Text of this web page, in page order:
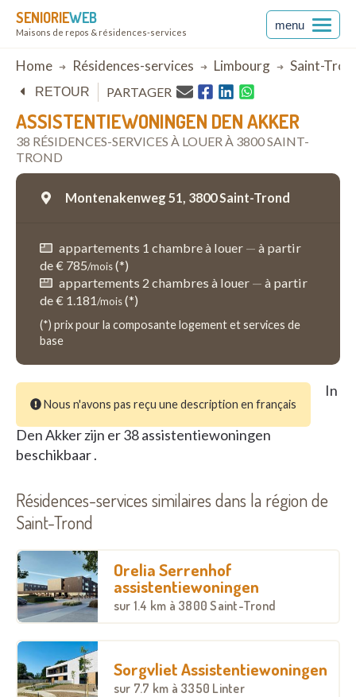
SENIORIEWEB
Maisons de repos & résidences-services
menu
Breadcrumb
Home Résidences-services Limbourg Saint-
ASSISTENTIEWONINGEN DEN AKKER
38 RÉSIDENCES-SERVICES À LOUER À 3800 SAINT-
TROND
RETOUR PARTAGER
Montenakenweg 51, 3800 Saint-Trond
appartements 1 chambre à louer — à partir
de € 785/mois(*)
appartements 2 chambres à louer — à partir
de € 1.181/mois(*)
(*) prix pour la composante logement et services de
base
Nous n'avons pas reçu une description en français
In
Den Akker zijn er 38 assistentiewoningen
beschikbaar .
Résidences-services similaires dans la région de
Saint-Trond
Orelia Serrenhof
assistentiewoningen
sur 1.4 km à 3800 Saint-Trond
Sorgvliet Assistentiewoningen
sur 7.7 km à 3350 Linter